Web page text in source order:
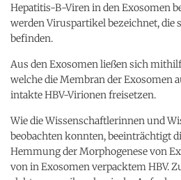
Hepatitis-B-Viren in den Exosomen
werden Viruspartikel bezeichnet, die
befinden.
Aus den Exosomen ließen sich
welche die Membran der Exosomen
intakte HBV-Virionen freisetzen.
Wie die Wissenschaftlerinnen und
beobachten konnten, beeinträchtigt
Hemmung der Morphogenese von
von in Exosomen verpacktem HBV.